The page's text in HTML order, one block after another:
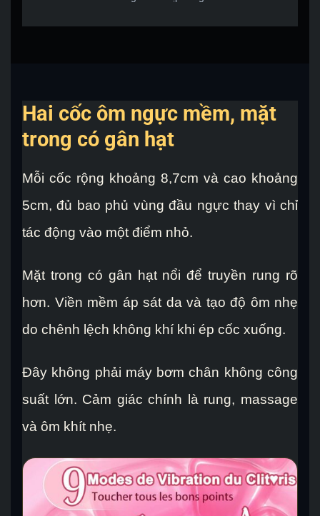
Hai cốc ôm ngực mềm, mặt
trong có gân hạt
Mỗi cốc rộng khoảng 8,7cm và cao khoảng
5cm, đủ bao phủ vùng đầu ngực thay vì chỉ
tác động vào một điểm nhỏ.
Mặt trong có gân hạt nổi để truyền rung rõ
hơn. Viền mềm áp sát da và tạo độ ôm nhẹ
do chênh lệch không khí khi ép cốc xuống.
Đây không phải máy bơm chân không công
suất lớn. Cảm giác chính là rung, massage
và ôm khít nhẹ.